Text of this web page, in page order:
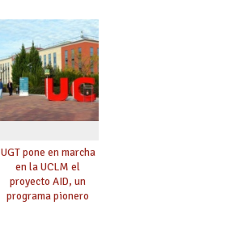
UGT pone en marcha
en la UCLM el
proyecto AID, un
programa pionero